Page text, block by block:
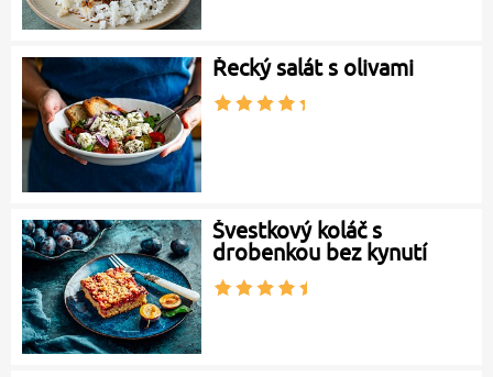
Řecký salát s olivami
Švestkový koláč s
drobenkou bez kynutí